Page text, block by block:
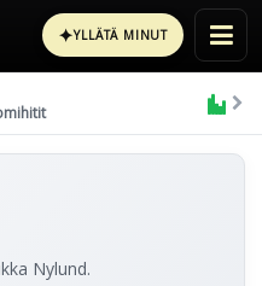
✦YLLÄTÄ MINUT
Nylund.